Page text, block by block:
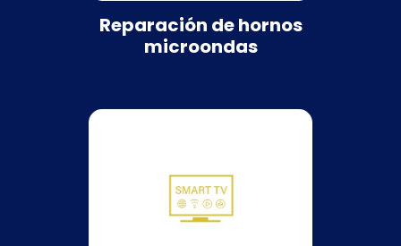
Reparación de hornos
microondas